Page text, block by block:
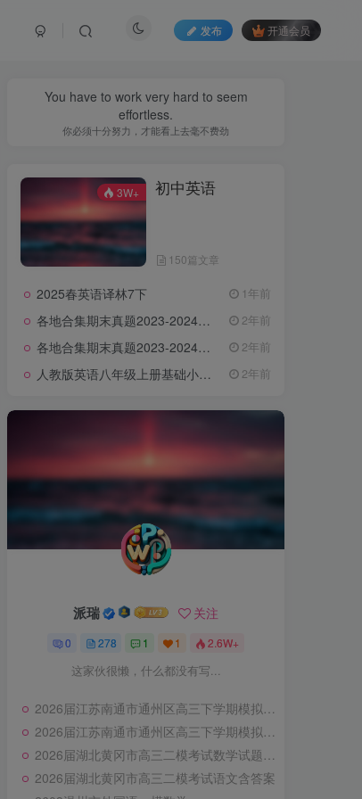
发布 开通会员
You have to work very hard to seem
effortless.
你必须十分努力，才能看上去毫不费劲
3W+ 初中英语
150篇文章
2025春英语译林7下 1年前
各地合集期末真题2023-2024学年第一学期九年级英语期末试卷（含听力和答案） 2年前
各地合集期末真题2023-2024学年第一学期八年级英语期末试卷（含听力和答案） 2年前
人教版英语八年级上册基础小卷（含答案） 2年前
派瑞 关注
0 278 1 1 2.6W+
这家伙很懒，什么都没有写...
2026届江苏南通市通州区高三下学期模拟预测地理试题（含答案）
2026届江苏南通市通州区高三下学期模拟预测化学试题
2026届湖北黄冈市高三二模考试数学试题及答案
2026届湖北黄冈市高三二模考试语文含答案